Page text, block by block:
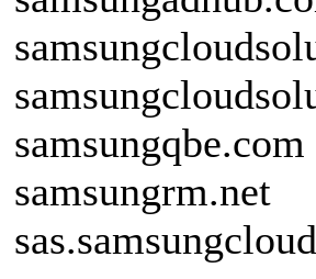
samsungqbe.com
samsungrm.net